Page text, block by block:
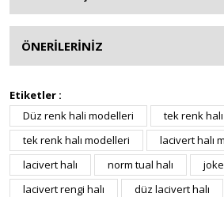
ÖNERİLERİNİZ
Etiketler :
Düz renk hali modelleri
tek renk halı
tek renk halı modelleri
lacivert halı
lacivert halı
norm tual halı
lacivert rengi halı
düz lacivert halı